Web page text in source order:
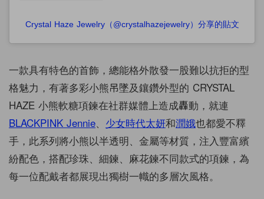
Crystal Haze Jewelry（@crystalhazejewelry）分享的貼文
一款具有特色的首飾，總能格外散發一股難以抗拒的型
格魅力，有著多彩小熊吊墜及鑲鑽外型的 CRYSTAL
HAZE 小熊軟糖項鍊在社群媒體上造成轟動，就連
BLACKPINK Jennie、 少女時代太妍和潤娥也都愛不釋
手，此系列將小熊以半透明、金屬等材質， 注入豐富繽
紛配色，搭配珍珠、細鍊、麻花鍊不同款式的項鍊，為
每一位配戴者都展現出獨樹一幟的多層次風格。